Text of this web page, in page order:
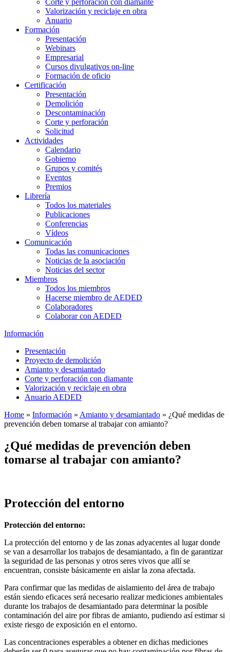
Corte y perforación con diamante
Valorización y reciclaje en obra
Anuario
Formación
Presentación
Webinars
Empresarial
Cursos divulgativos on-line
Formación de oficio
Certificación
Presentación
Demolición
Descontaminación
Corte y perforación
Solicitud
Actividades
Calendario
Gobierno
Grupos y comités
Eventos
Premios
Librería
Todos los materiales
Publicaciones
Conferencias
Vídeos
Comunicación
Todas las comunicaciones
Noticias de la asociación
Noticias del sector
Miembros
Todos los miembros
Hacerse miembro de AEDED
Colaboradores
Colaborar con AEDED
Información
Presentación
Proyecto de demolición
Amianto y desamiantado
Corte y perforación con diamante
Valorización y reciclaje en obra
Anuario AEDED
Home » Información » Amianto y desamiantado » ¿Qué medidas de
prevención deben tomarse al trabajar con amianto?
¿Qué medidas de prevención deben
tomarse al trabajar con amianto?
Protección del entorno
Protección del entorno:
La protección del entorno y de las zonas adyacentes al lugar donde
se van a desarrollar los trabajos de desamiantado, a fin de garantizar
la seguridad de las personas y otros seres vivos que allí se
encuentran, consiste básicamente en aislar la zona afectada.
Para confirmar que las medidas de aislamiento del área de trabajo
están siendo eficaces será necesario realizar mediciones ambientales
durante los trabajos de desamiantado para determinar la posible
contaminación del aire por fibras de amianto, pudiendo así estimar si
existe riesgo de exposición en el entorno.
Las concentraciones esperables a obtener en dichas mediciones